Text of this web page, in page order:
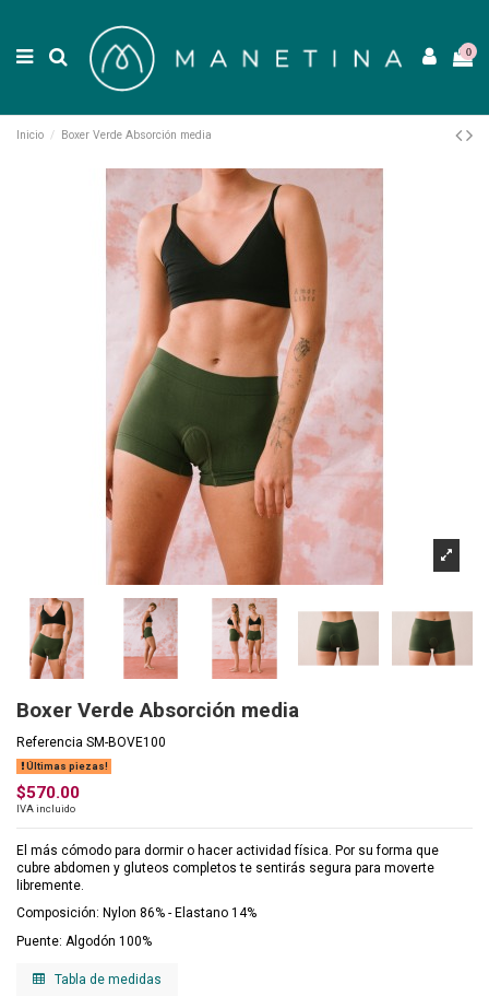
0
Inicio Boxer Verde Absorción media
Boxer Verde Absorción media
Referencia SM-BOVE100
Últimas piezas!
$570.00
IVA incluido
El más cómodo para dormir o hacer actividad física. Por su forma que
cubre abdomen y gluteos completos te sentirás segura para moverte
libremente.
Composición: Nylon 86% - Elastano 14%
Puente: Algodón 100%
Tabla de medidas